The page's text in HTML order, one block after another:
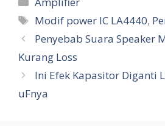
Tags
Modif power IC LA4440,
Penyebab Suara Speaker
Kurang Loss
Ini Efek Kapasitor Diganti
uFnya